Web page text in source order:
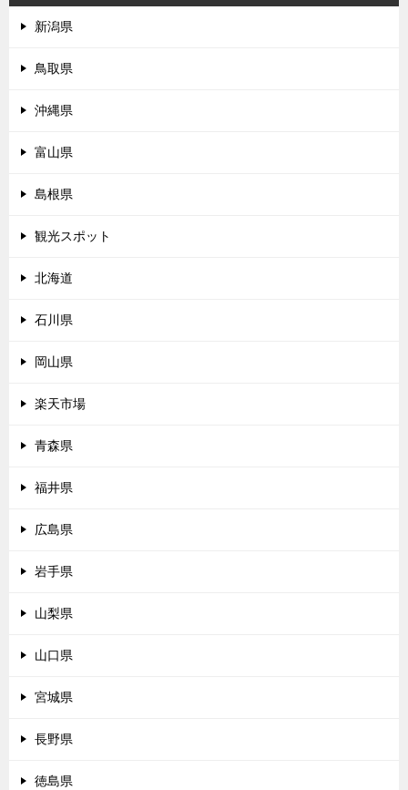
新潟県
鳥取県
沖縄県
富山県
島根県
観光スポット
北海道
石川県
岡山県
楽天市場
青森県
福井県
広島県
岩手県
山梨県
山口県
宮城県
長野県
徳島県